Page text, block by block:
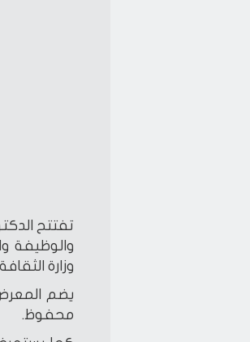
تفتتح
والوظيفة
وزارة الثقافة بالذكرى 111
يضم
محفوظ.